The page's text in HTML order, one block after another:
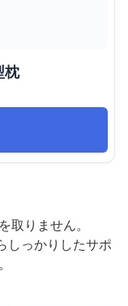
枕
取りません。
しっかりしたサポ